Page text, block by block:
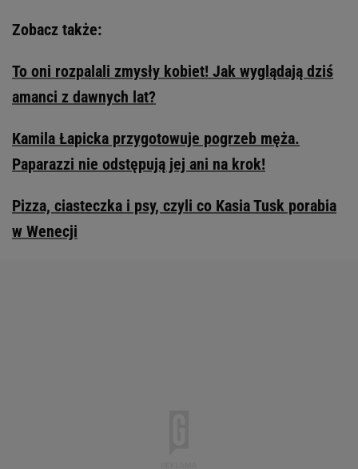
Zobacz także:
To oni rozpalali zmysły kobiet! Jak wyglądają dziś
amanci z dawnych lat?
Kamila Łapicka przygotowuje pogrzeb męża.
Paparazzi nie odstępują jej ani na krok!
Pizza, ciasteczka i psy, czyli co Kasia Tusk porabia
w Wenecji